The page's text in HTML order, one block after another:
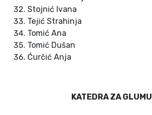
Stojnić Ivana
Tejić Strahinja
Tomić Ana
Tomić Dušan
Ćurčić Anja
KATEDRA ZA GLUMU